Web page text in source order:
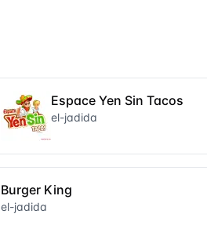
Espace Yen Sin Tacos
el-jadida
Burger King
el-jadida